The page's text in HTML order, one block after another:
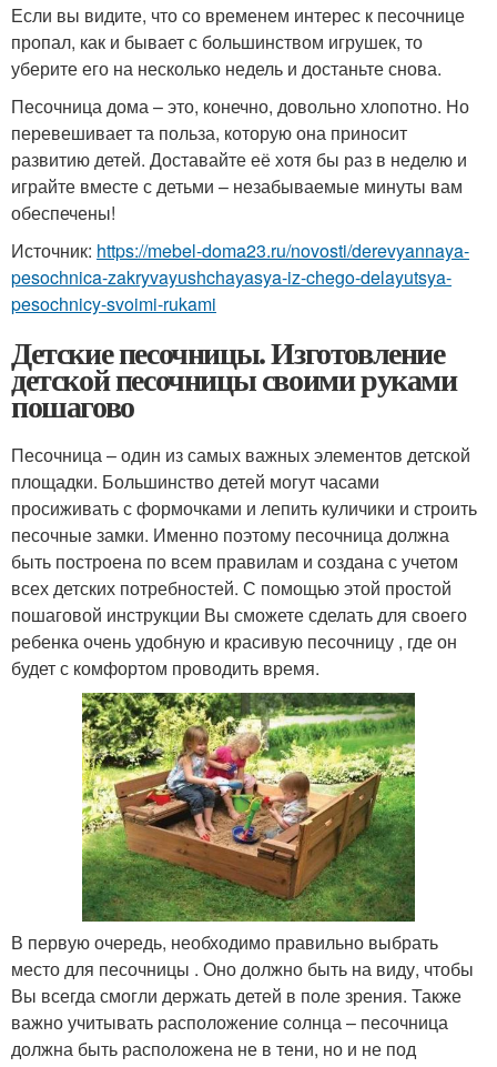
Если вы видите, что со временем интерес к песочнице
пропал, как и бывает с большинством игрушек, то
уберите его на несколько недель и достаньте снова.
Песочница дома – это, конечно, довольно хлопотно. Но
перевешивает та польза, которую она приносит
развитию детей. Доставайте её хотя бы раз в неделю и
играйте вместе с детьми – незабываемые минуты вам
обеспечены!
Источник: https://mebel-doma23.ru/novosti/derevyannaya-
pesochnica-zakryvayushchayasya-iz-chego-delayutsya-
pesochnicy-svoimi-rukami
Детские песочницы. Изготовление
детской песочницы своими руками
пошагово
Песочница – один из самых важных элементов детской
площадки. Большинство детей могут часами
просиживать с формочками и лепить куличики и строить
песочные замки. Именно поэтому песочница должна
быть построена по всем правилам и создана с учетом
всех детских потребностей. С помощью этой простой
пошаговой инструкции Вы сможете сделать для своего
ребенка очень удобную и красивую песочницу , где он
будет с комфортом проводить время.
В первую очередь, необходимо правильно выбрать
место для песочницы . Оно должно быть на виду, чтобы
Вы всегда смогли держать детей в поле зрения. Также
важно учитывать расположение солнца – песочница
должна быть расположена не в тени, но и не под